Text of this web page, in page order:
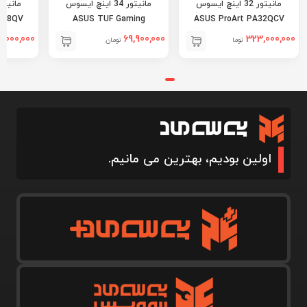
مانیتور 32 اینچ ایسوس
ASUS ProArt PA32QCV
323,000,000 تومان
مانیتور 34 اینچ ایسوس
ASUS TUF Gaming
VG34VQ3B69,900,000 تومان
اولین بودیم، بهترین می مانیم.